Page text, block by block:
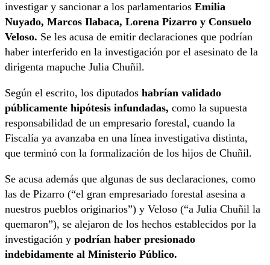
investigar y sancionar a los parlamentarios Emilia
Nuyado, Marcos Ilabaca, Lorena Pizarro y Consuelo
Veloso. Se les acusa de emitir declaraciones que podrían
haber interferido en la investigación por el asesinato de la
dirigenta mapuche Julia Chuñil.
Según el escrito, los diputados habrían validado
públicamente hipótesis infundadas, como la supuesta
responsabilidad de un empresario forestal, cuando la
Fiscalía ya avanzaba en una línea investigativa distinta,
que terminó con la formalización de los hijos de Chuñil.
Se acusa además que algunas de sus declaraciones, como
las de Pizarro (“el gran empresariado forestal asesina a
nuestros pueblos originarios”) y Veloso (“a Julia Chuñil la
quemaron”), se alejaron de los hechos establecidos por la
investigación y podrían haber presionado
indebidamente al Ministerio Público.